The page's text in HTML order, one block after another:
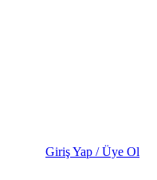
Giriş Yap / Üye Ol